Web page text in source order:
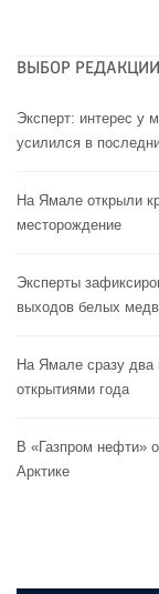
ВЫБОР РЕДАКЦИИ
Эксперт: интерес у
усилился в
На Ямале открыли
месторождение
Эксперты
выходов белых
На Ямале сразу два
открытиями года
В «Газпром нефти»
Арктике